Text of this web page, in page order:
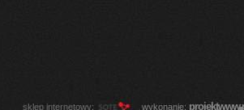
wykonanie: projektwww.
sklep internetowy: